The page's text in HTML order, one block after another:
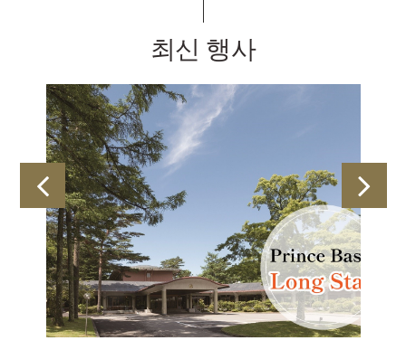
최신 행사